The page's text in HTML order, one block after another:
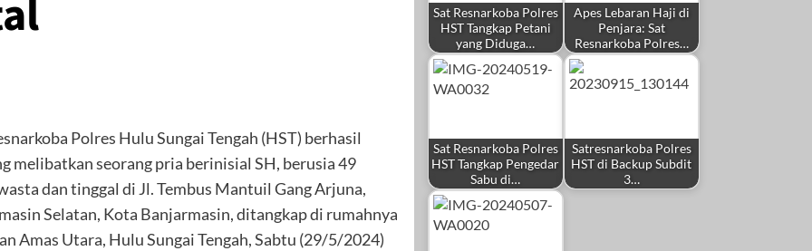
Polres Hulu Sungai Tengah (HST) berhasil
melibatkan seorang pria berinisial SH, berusia 49
dan tinggal di Jl. Tembus Mantuil Gang Arjuna,
Selatan, Kota Banjarmasin, ditangkap di rumahnya
Amas Utara, Hulu Sungai Tengah, Sabtu (29/5/2024)
Sat Resnarkoba Polres
HST Tangkap Petani
yang Diduga…
Apes Lebaran Haji di
Penjara: Sat
Resnarkoba Polres…
Sat Resnarkoba Polres
HST Tangkap Pengedar
Sabu di…
Satresnarkoba Polres
HST di Backup Subdit
3…